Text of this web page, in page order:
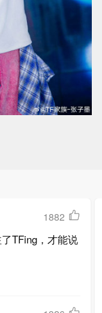
1882
TFing，才能说